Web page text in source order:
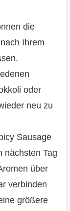
die
Ihrem
oder
neu zu
Sausage
nächsten Tag
über
verbinden
größere